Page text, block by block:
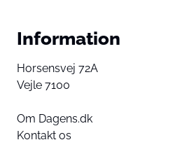
Information
Horsensvej 72A
Vejle 7100
Om Dagens.dk
Kontakt os